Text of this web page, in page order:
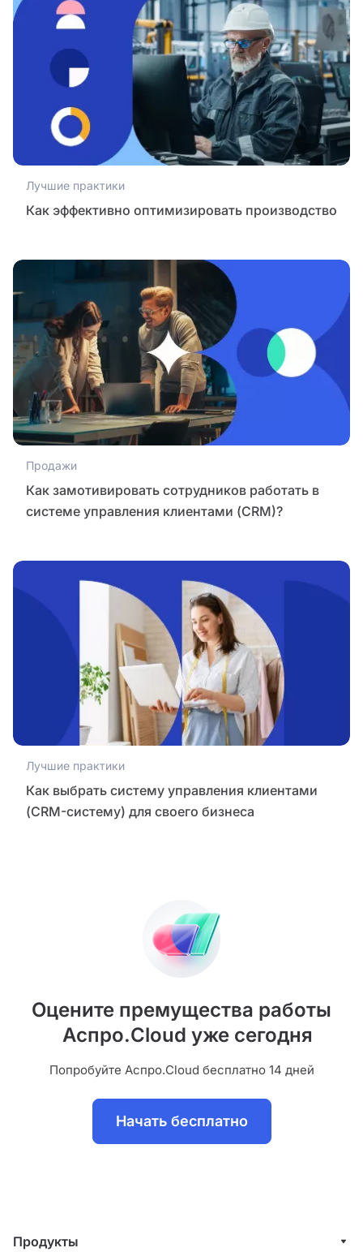
Лучшие практики
Как эффективно оптимизировать производство
Продажи
Как замотивировать сотрудников работать в
системе управления клиентами (CRM)?
Лучшие практики
Как выбрать систему управления клиентами
(CRM-систему) для своего бизнеса
Оцените премущества работы
Аспро.Cloud уже сегодня
Попробуйте Аспро.Cloud бесплатно 14 дней
Начать бесплатно
Продукты